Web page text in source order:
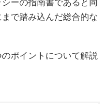
ーの指南書であると同
で踏み込んだ総合的な
ポイントについて解説